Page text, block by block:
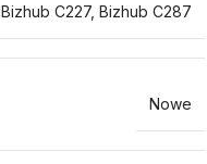
Bizhub C227, Bizhub C287
Nowe